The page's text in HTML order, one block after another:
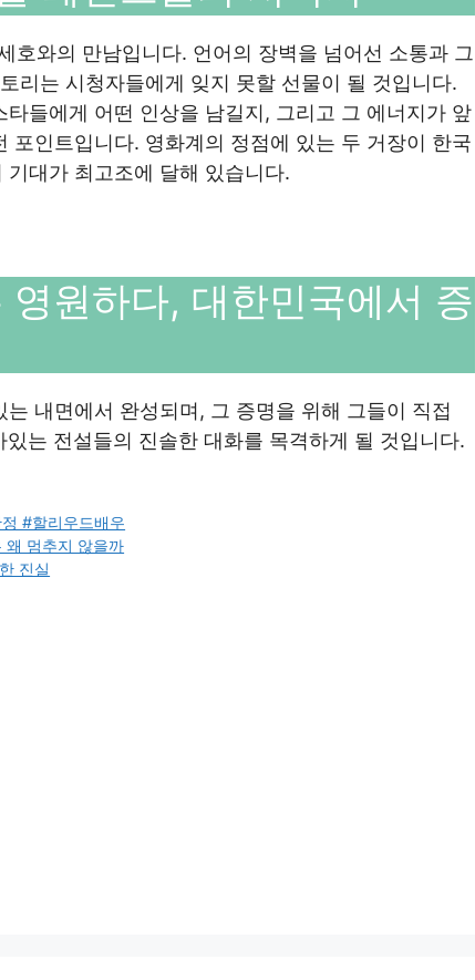
호와의 만남입니다. 언어의 장벽을 넘어선 소통과 그
리는 시청자들에게 잊지 못할 선물이 될 것입니다.
들에게 어떤 인상을 남길지, 그리고 그 에너지가 앞
포인트입니다. 영화계의 정점에 있는 두 거장이 한국
대가 최고조에 달해 있습니다.
원하다, 대한민국에서 증
내면에서 완성되며, 그 증명을 위해 그들이 직접
는 전설들의 진솔한 대화를 목격하게 될 것입니다.
#할리우드배우
왜 멈추지 않을까
진실